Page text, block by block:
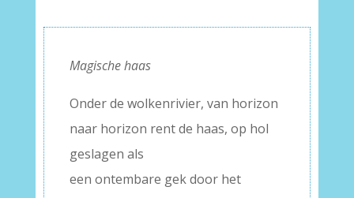
Magische haas
Onder de wolkenrivier, van horizon
naar horizon rent de haas, op hol
geslagen als
een ontembare gek door het